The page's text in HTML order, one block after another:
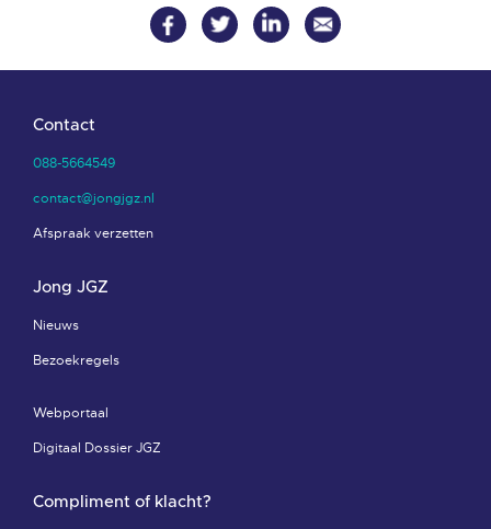
Contact
088-5664549
contact@jongjgz.nl
Afspraak verzetten
Jong JGZ
Nieuws
Bezoekregels
Webportaal
Digitaal Dossier JGZ
Compliment of klacht?